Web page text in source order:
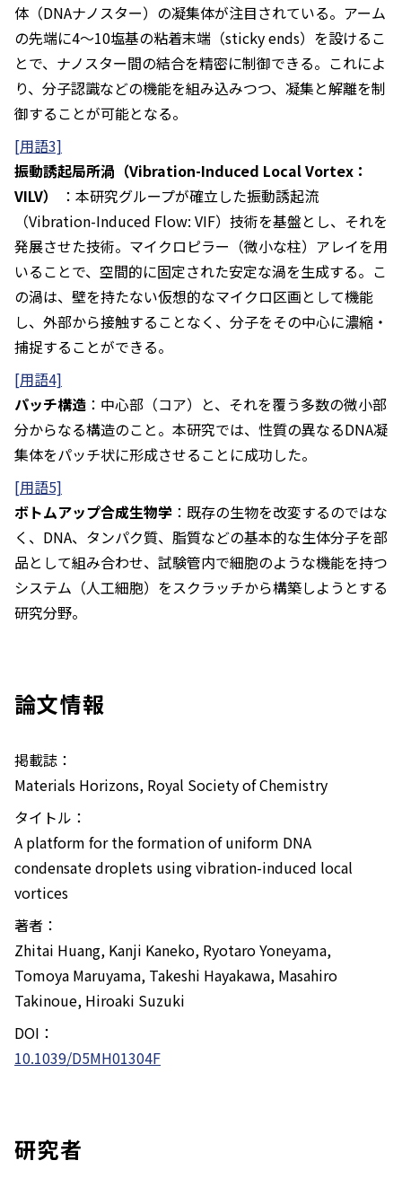
体（DNAナノスター）の凝集体が注目されている。アーム
の先端に4～10塩基の粘着末端（sticky ends）を設けるこ
とで、ナノスター間の結合を精密に制御できる。これによ
り、分子認識などの機能を組み込みつつ、凝集と解離を制
御することが可能となる。
[用語3]
振動誘起局所渦（Vibration-Induced Local Vortex：
VILV）
：本研究グループが確立した振動誘起流
（Vibration-Induced Flow: VIF）技術を基盤とし、それを
発展させた技術。マイクロピラー（微小な柱）アレイを用
いることで、空間的に固定された安定な渦を生成する。こ
の渦は、壁を持たない仮想的なマイクロ区画として機能
し、外部から接触することなく、分子をその中心に濃縮・
捕捉することができる。
[用語4]
パッチ構造 ：中心部（コア）と、それを覆う多数の微小部
分からなる構造のこと。本研究では、性質の異なるDNA凝
集体をパッチ状に形成させることに成功した。
[用語5]
ボトムアップ合成生物学 ：既存の生物を改変するのではな
く、DNA、タンパク質、脂質などの基本的な生体分子を部
品として組み合わせ、試験管内で細胞のような機能を持つ
システム（人工細胞）をスクラッチから構築しようとする
研究分野。
論文情報
掲載誌：
Materials Horizons, Royal Society of Chemistry
タイトル：
A platform for the formation of uniform DNA
condensate droplets using vibration-induced local
vortices
著者：
Zhitai Huang, Kanji Kaneko, Ryotaro Yoneyama,
Tomoya Maruyama, Takeshi Hayakawa, Masahiro
Takinoue, Hiroaki Suzuki
DOI：
10.1039/D5MH01304F
研究者